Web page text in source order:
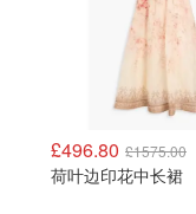
£496.80 £1575.00
荷叶边印花中长裙